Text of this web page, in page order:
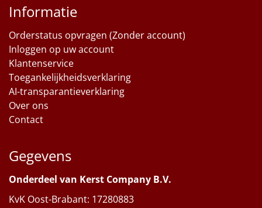
Cadeaubon
Per stuk
Alle overige
Informatie
Orderstatus opvragen (Zonder account)
Inloggen op uw account
Klantenservice
Toegankelijkheidsverklaring
AI-transparantieverklaring
Over ons
Contact
Gegevens
Onderdeel van Kerst Company B.V.
KvK Oost-Brabant: 17280883